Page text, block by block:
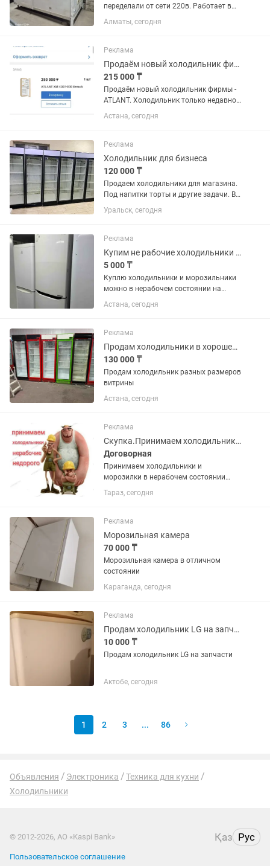
переделали от сети 220в. Работает в
двух вариантах как плюсовой
холодильник и минусовой
Ауэзовский район, мкр.Достык. Выше
Кар сити....
Алматы, сегодня
Реклама
Продаём новый холодильник фирмы - ATLANT.
215 000 ₸
Продаём новый холодильник фирмы -
ATLANT. Холодильник только недавно
купили. Продаём, в связи с тем что не
подошёл по размеру. Холодильник
установки в кухонный...
Астана, сегодня
Реклама
Холодильник для бизнеса
120 000 ₸
Продаем холодильники для магазина.
Под напитки торты и другие задачи. В
отличном состоянии. В заправке не
нуждаются. Полки полный комплект.
Температура хранения +4...
Уральск, сегодня
Реклама
Купим не рабочие холодильники и морозильники
5 000 ₸
Куплю холодильники и морозильники
можно в нерабочем состоянии на
запчасти
Астана, сегодня
Реклама
Продам холодильники в хорошем состоянии
130 000 ₸
Продам холодильник разных размеров
витрины
Астана, сегодня
Реклама
Скупка.Принимаем холодильники и морозилки в нерабочем состоянии недорого
Договорная
Принимаем холодильники и
морозилки в нерабочем состоянии
недорого. Фотки для оценки можно
присылать . Поможем вынести старую
Тараз, сегодня
Реклама
Морозильная камера
70 000 ₸
Морозильная камера в отличном
состоянии
Караганда, сегодня
Реклама
Продам холодильник LG на запчасти
10 000 ₸
Продам холодильник LG на запчасти
Актобе, сегодня
1 2 3 ... 86
Объявления Электроника
Техника для кухни
Холодильники
© 2012-2026, АО «Kaspi Bank» Қаз Рус
Пользовательское соглашение